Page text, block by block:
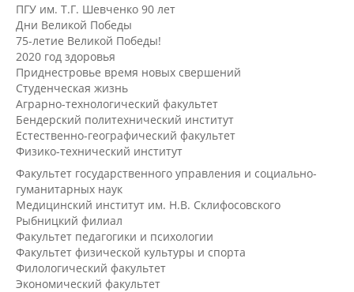
ПГУ им. Т.Г. Шевченко 90 лет
Дни Великой Победы
75-летие Великой Победы!
2020 год здоровья
Приднестровье время новых свершений
Студенческая жизнь
Аграрно-технологический факультет
Бендерский политехнический институт
Естественно-географический факультет
Физико-технический институт
Факультет государственного управления и социально-
гуманитарных наук
Медицинский институт им. Н.В. Склифосовского
Рыбницкий филиал
Факультет педагогики и психологии
Факультет физической культуры и спорта
Филологический факультет
Экономический факультет